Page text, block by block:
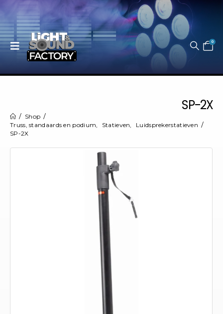
0
SP-2X
Shop
Truss, standaards en podium, Statieven,
Luidsprekerstatieven
SP-2X